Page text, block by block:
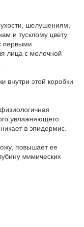
шелушениям,
и тусклому цвету
первыми
лица с молочной
внутри этой коробки
увлажняющего
в эпидермис.
повышает ее
мимических